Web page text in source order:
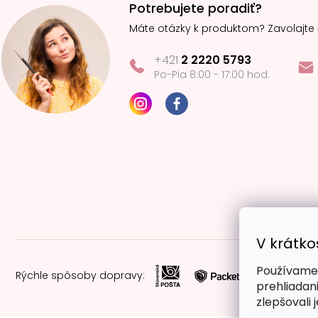
V
zlepšovali
Potrebujete poradiť?
Máte otázky k produktom? Zavolajte
+421 2 2220 5793
Po-Pia 8:00 - 17:00 hod.
Rýchle spôsoby dopravy: